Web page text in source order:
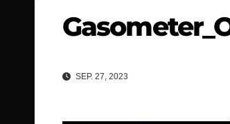
SEP. 27, 2023